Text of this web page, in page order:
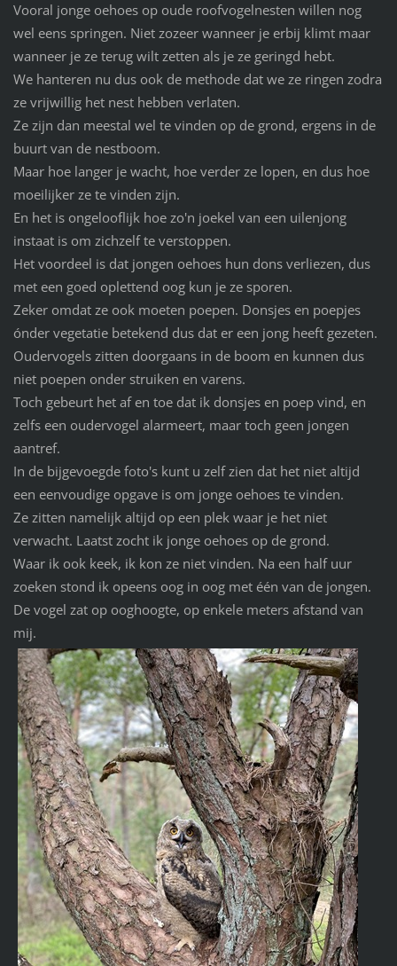
Vooral jonge oehoes op oude roofvogelnesten willen nog
wel eens springen. Niet zozeer wanneer je erbij klimt maar
wanneer je ze terug wilt zetten als je ze geringd hebt.
We hanteren nu dus ook de methode dat we ze ringen zodra
ze vrijwillig het nest hebben verlaten.
Ze zijn dan meestal wel te vinden op de grond, ergens in de
buurt van de nestboom.
Maar hoe langer je wacht, hoe verder ze lopen, en dus hoe
moeilijker ze te vinden zijn.
En het is ongelooflijk hoe zo'n joekel van een uilenjong
instaat is om zichzelf te verstoppen.
Het voordeel is dat jongen oehoes hun dons verliezen, dus
met een goed oplettend oog kun je ze sporen.
Zeker omdat ze ook moeten poepen. Donsjes en poepjes
ónder vegetatie betekend dus dat er een jong heeft gezeten.
Oudervogels zitten doorgaans in de boom en kunnen dus
niet poepen onder struiken en varens.
Toch gebeurt het af en toe dat ik donsjes en poep vind, en
zelfs een oudervogel alarmeert, maar toch geen jongen
aantref.
In de bijgevoegde foto's kunt u zelf zien dat het niet altijd
een eenvoudige opgave is om jonge oehoes te vinden.
Ze zitten namelijk altijd op een plek waar je het niet
verwacht. Laatst zocht ik jonge oehoes op de grond.
Waar ik ook keek, ik kon ze niet vinden. Na een half uur
zoeken stond ik opeens oog in oog met één van de jongen.
De vogel zat op ooghoogte, op enkele meters afstand van
mij.